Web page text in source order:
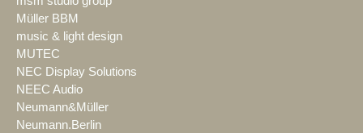
Müller BBM
music & light design
MUTEC
NEC Display Solutions
NEEC Audio
Neumann&Müller
Neumann.Berlin